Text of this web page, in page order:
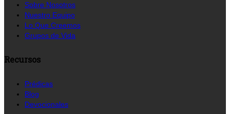
Sobre Nosotros
Nuestro Equipo
Lo Que Creemos
Grupos de Vida
Recursos
Prédicas
Blog
Devocionales